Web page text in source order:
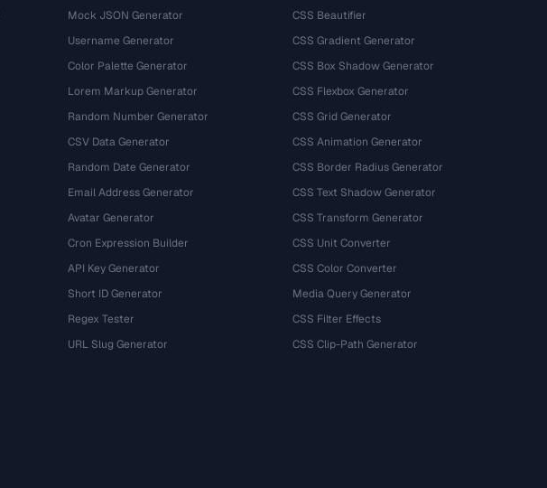
Mock JSON Generator
Username Generator
Color Palette Generator
Lorem Markup Generator
Random Number Generator
CSV Data Generator
Random Date Generator
Email Address Generator
Avatar Generator
Cron Expression Builder
API Key Generator
Short ID Generator
Regex Tester
URL Slug Generator
CSS Beautifier
CSS Gradient Generator
CSS Box Shadow Generator
CSS Flexbox Generator
CSS Grid Generator
CSS Animation Generator
CSS Border Radius Generator
CSS Text Shadow Generator
CSS Transform Generator
CSS Unit Converter
CSS Color Converter
Media Query Generator
CSS Filter Effects
CSS Clip-Path Generator